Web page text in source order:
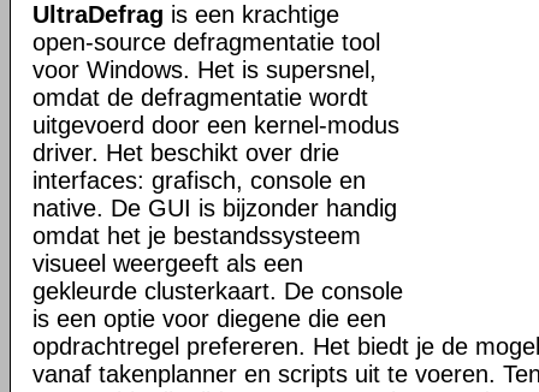
UltraDefrag is een krachtige
open-source defragmentatie tool
voor Windows. Het is supersnel,
omdat de defragmentatie wordt
uitgevoerd door een kernel-modus
driver. Het beschikt over drie
interfaces: grafisch, console en
native. De GUI is bijzonder handig
omdat het je bestandssysteem
visueel weergeeft als een
gekleurde clusterkaart. De console
is een optie voor diegene die een
opdrachtregel prefereren. Het biedt je de
vanaf takenplanner en scripts uit te voeren.